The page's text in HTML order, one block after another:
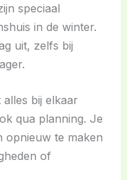
speciaal
in de winter.
uit, zelfs bij
bij elkaar
qua planning. Je
opnieuw te maken
of